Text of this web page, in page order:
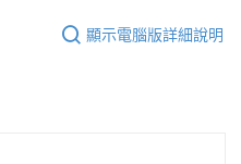
顯示電腦版詳細說明